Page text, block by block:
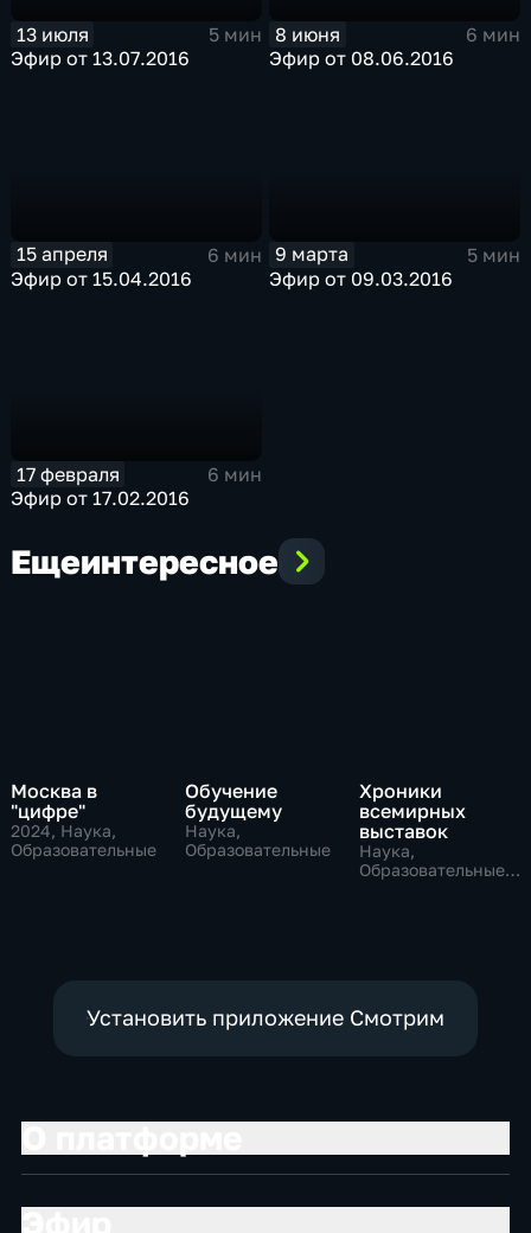
13 июля
5 мин
Эфир от 13.07.2016
8 июня
6 мин
Эфир от 08.06.2016
15 апреля
6 мин
Эфир от 15.04.2016
9 марта
5 мин
Эфир от 09.03.2016
17 февраля
6 мин
Эфир от 17.02.2016
Ещеинтересное
Москва в
"цифре"
2024, Наука,
Образовательные
Обучение
будущему
Наука,
Образовательные
Хроники
всемирных
выставок
Наука,
Образовательные,
Установить приложение Смотрим